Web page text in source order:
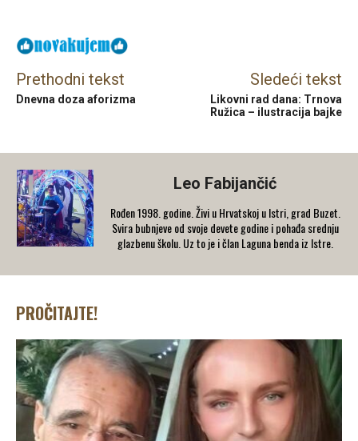
Prethodni tekst
Dnevna doza aforizma
Sledeći tekst
Likovni rad dana: Trnova
Ružica – ilustracija bajke
Leo Fabijančić
Rođen 1998. godine. Živi u Hrvatskoj u Istri, grad Buzet.
Svira bubnjeve od svoje devete godine i pohađa srednju
glazbenu školu. Uz to je i član Laguna benda iz Istre.
PROČITAJTE!